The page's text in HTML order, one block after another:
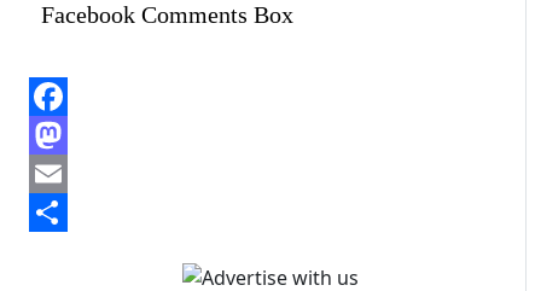
Facebook Comments Box
Facebook
Mastodon
Email